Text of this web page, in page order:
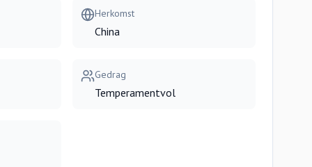
Herkomst
China
Gedrag
Temperamentvol